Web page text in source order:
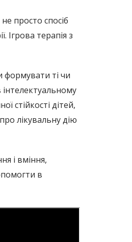
просто спосіб
Ігрова терапія з
формувати ті чи
стійкості дітей,
лікувальну дію
і вміння,
в